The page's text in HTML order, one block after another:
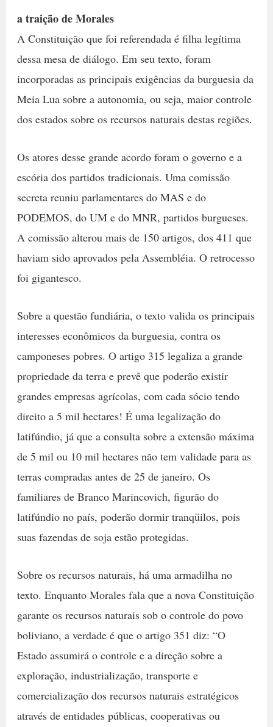
a traição de Morales
A Constituição que foi referendada é filha legítima
dessa mesa de diálogo. Em seu texto, foram
incorporadas as principais exigências da burguesia da
Meia Lua sobre a autonomia, ou seja, maior controle
dos estados sobre os recursos naturais destas regiões.
Os atores desse grande acordo foram o governo e a
escória dos partidos tradicionais. Uma comissão
secreta reuniu parlamentares do MAS e do
PODEMOS, do UM e do MNR, partidos burgueses.
A comissão alterou mais de 150 artigos, dos 411 que
haviam sido aprovados pela Assembléia. O retrocesso
foi gigantesco.
Sobre a questão fundiária, o texto valida os principais
interesses econômicos da burguesia, contra os
camponeses pobres. O artigo 315 legaliza a grande
propriedade da terra e prevê que poderão existir
grandes empresas agrícolas, com cada sócio tendo
direito a 5 mil hectares! É uma legalização do
latifúndio, já que a consulta sobre a extensão máxima
de 5 mil ou 10 mil hectares não tem validade para as
terras compradas antes de 25 de janeiro. Os
familiares de Branco Marincovich, figurão do
latifúndio no país, poderão dormir tranqüilos, pois
suas fazendas de soja estão protegidas.
Sobre os recursos naturais, há uma armadilha no
texto. Enquanto Morales fala que a nova Constituição
garante os recursos naturais sob o controle do povo
boliviano, a verdade é que o artigo 351 diz: “O
Estado assumirá o controle e a direção sobre a
exploração, industrialização, transporte e
comercialização dos recursos naturais estratégicos
através de entidades públicas, cooperativas ou